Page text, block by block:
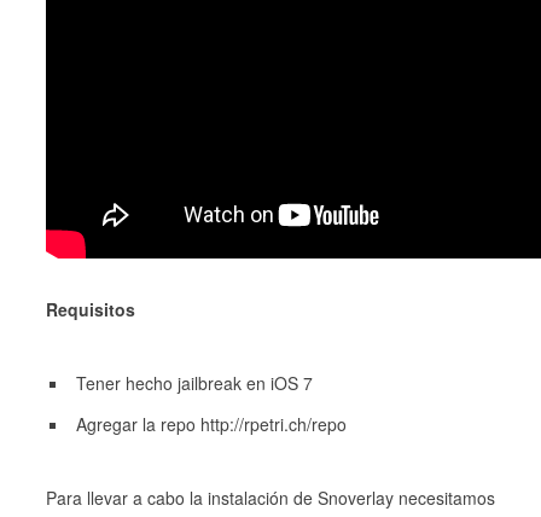
Requisitos
Tener hecho jailbreak en iOS 7
Agregar la repo http://rpetri.ch/repo
Para llevar a cabo la instalación de Snoverlay necesitamos